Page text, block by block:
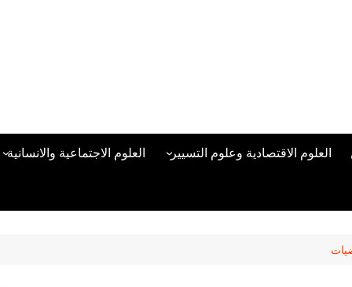
العلوم الاقتصادية وعلوم التسيير
علوم الادارة والموارد البشرية
العلوم الاجتماعية والانسانية